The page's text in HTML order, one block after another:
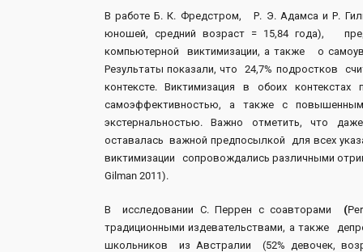
В работе Б. К. Фредстром, Р. Э. Адамса и Р.
юношей, средний возраст = 15,84 года),
компьютерной виктимизации, а также о
Результаты показали, что 24,7% подростков
контексте. Виктимизация в обоих
самоэффективностью, а также с
экстернальностью. Важно отметить, что
оставалась важной предпосылкой для всех
виктимизации сопровождались различными
Gilman 2011).
В исследовании С. Перрен с соавторами (
традиционными издевательствами, а также
школьников из Австралии (52% девочек,